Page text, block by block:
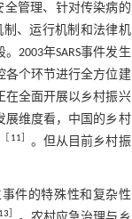
全管理、针对传染病的
制、运行机制和法律机
2003年SARS事件发生
各个环节进行全方位建
在全面开展以乡村振兴
展维度看，中国的乡村
11
。但从目前乡村振
件的特殊性和复杂性
13